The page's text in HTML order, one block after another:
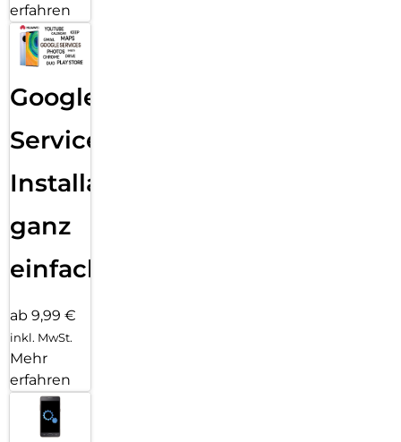
erfahren
Google
Services
Installation
ganz
einfach
ab 9,99 €
inkl. MwSt.
Mehr
erfahren